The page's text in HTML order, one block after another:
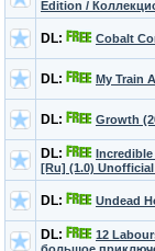
Edition /
DL: Cobalt
DL: My Train
DL: Growth
DL:
Incredible
[Ru] (1.0)
DL: Undead
DL:
12